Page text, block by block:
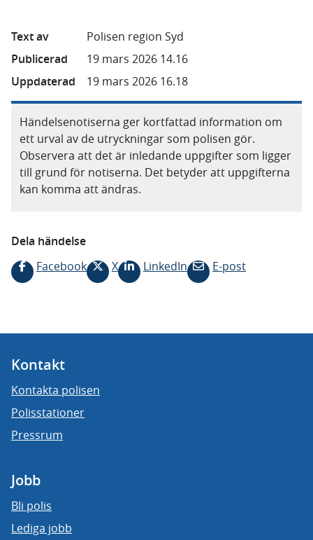
Text av
Polisen region Syd
Publicerad
19 mars 2026 14.16
Uppdaterad
19 mars 2026 16.18
Händelsenotiserna ger kortfattad information om
ett urval av de utryckningar som polisen gör.
Observera att det är inledande uppgifter som ligger
till grund för notiserna. Det betyder att uppgifterna
kan komma att ändras.
Dela händelse
Facebook
X LinkedIn E-post
Kontakt
Kontakta polisen
Polisstationer
Pressrum
Jobb
Bli polis
Lediga jobb